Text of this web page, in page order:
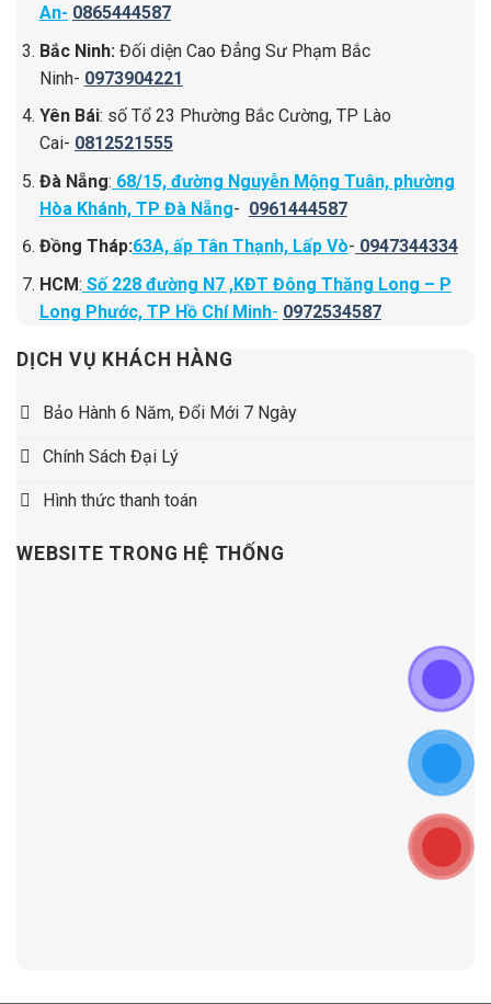
An- 0865444587
Bắc Ninh: Đối diện Cao Đẳng Sư Phạm Bắc
Ninh- 0973904221
Yên Bái: số Tổ 23 Phường Bắc Cường, TP Lào
Cai- 0812521555
Đà Nẵng: 68/15, đường Nguyễn Mộng Tuân, phường
Hòa Khánh, TP Đà Nẵng- 0961444587
Đồng Tháp:63A, ấp Tân Thạnh, Lấp Vò- 0947344334
HCM: Số 228 đường N7 ,KĐT Đông Thăng Long – P
Long Phước, TP Hồ Chí Minh- 0972534587
DỊCH VỤ KHÁCH HÀNG
Bảo Hành 6 Năm, Đổi Mới 7 Ngày
Chính Sách Đại Lý
Hình thức thanh toán
WEBSITE TRONG HỆ THỐNG